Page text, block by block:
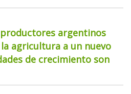
productores argentinos
agricultura a un nuevo
de crecimiento son